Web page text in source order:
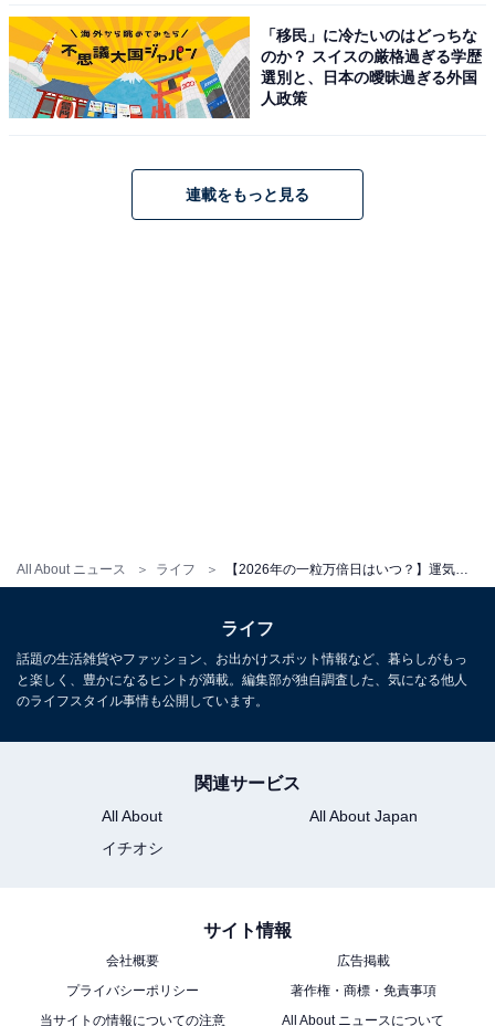
All About ニュース ライフ
「移民」に冷たいのはどっちな
のか？ スイスの厳格過ぎる学歴
選別と、日本の曖昧過ぎる外国
人政策
連載をもっと見る
ライフ
話題の生活雑貨やファッション、お出かけスポット情報など、暮らしがもっ
と楽しく、豊かになるヒントが満載。編集部が独自調査した、気になる他人
のライフスタイル事情も公開しています。
関連サービス
All About
All About Japan
イチオシ
サイト情報
会社概要
広告掲載
プライバシーポリシー
著作権・商標・免責事項
当サイトの情報についての注意
All About ニュースについて